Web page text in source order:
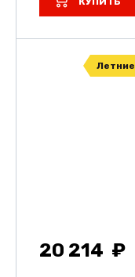
Летние
20 214